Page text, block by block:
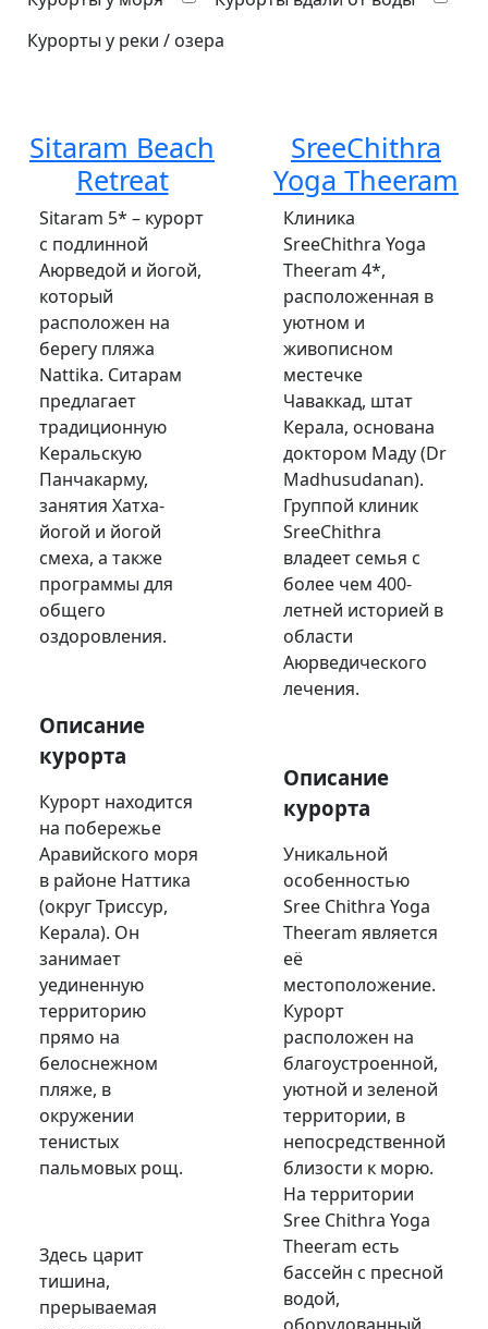
Курорты у реки / озера
Sitaram Beach
Retreat
Sitaram 5* – курорт
с подлинной
Аюрведой и йогой,
который
расположен на
берегу пляжа
Nattika. Ситарам
предлагает
традиционную
Керальскую
Панчакарму,
занятия Хатха-
йогой и йогой
смеха, а также
программы для
общего
оздоровления.
Описание
курорта
Курорт находится
на побережье
Аравийского моря
в районе Наттика
(округ Триссур,
Керала). Он
занимает
уединенную
территорию
прямо на
белоснежном
пляже, в
окружении
тенистых
пальмовых рощ.
Здесь царит
тишина,
прерываемая
SreeChithra
Yoga Theeram
Клиника
SreeChithra Yoga
Theeram 4*,
расположенная в
уютном и
живописном
местечке
Чаваккад, штат
Керала, основана
доктором Маду (Dr
Madhusudanan).
Группой клиник
SreeChithra
владеет семья с
более чем 400-
летней историей в
области
Аюрведического
лечения.
Описание
курорта
Уникальной
особенностью
Sree Chithra Yoga
Theeram является
её
местоположение.
Курорт
расположен на
благоустроенной,
уютной и зеленой
территории, в
непосредственной
близости к морю.
На территории
Sree Chithra Yoga
Theeram есть
бассейн с пресной
водой,